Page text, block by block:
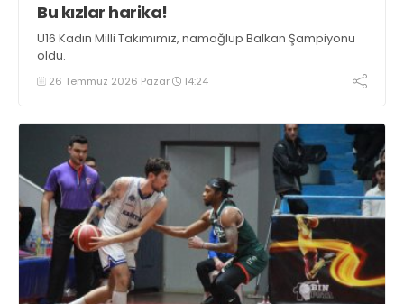
Bu kızlar harika!
U16 Kadın Milli Takımımız, namağlup Balkan Şampiyonu
oldu.
26 Temmuz 2026 Pazar 14:24